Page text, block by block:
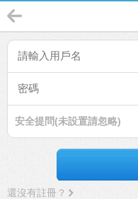
安全提問(未設置請忽略)
還沒有註冊？